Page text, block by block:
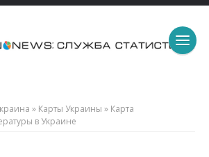
» Карты Украины » Карта
в Украине